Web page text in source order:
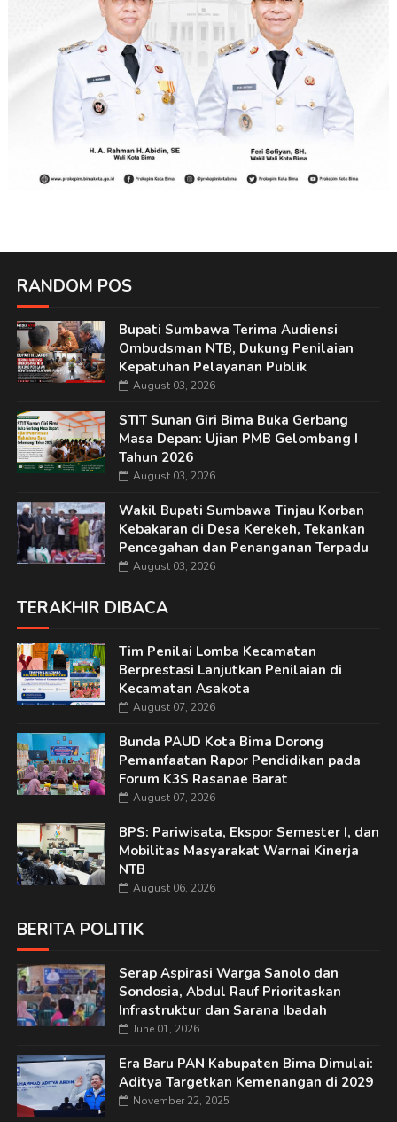
RANDOM POS
Bupati Sumbawa Terima Audiensi
Ombudsman NTB, Dukung Penilaian
Kepatuhan Pelayanan Publik
August 03, 2026
STIT Sunan Giri Bima Buka Gerbang
Masa Depan: Ujian PMB Gelombang I
Tahun 2026
August 03, 2026
Wakil Bupati Sumbawa Tinjau Korban
Kebakaran di Desa Kerekeh, Tekankan
Pencegahan dan Penanganan Terpadu
August 03, 2026
TERAKHIR DIBACA
Tim Penilai Lomba Kecamatan
Berprestasi Lanjutkan Penilaian di
Kecamatan Asakota
August 07, 2026
Bunda PAUD Kota Bima Dorong
Pemanfaatan Rapor Pendidikan pada
Forum K3S Rasanae Barat
August 07, 2026
BPS: Pariwisata, Ekspor Semester I, dan
Mobilitas Masyarakat Warnai Kinerja
NTB
August 06, 2026
BERITA POLITIK
Serap Aspirasi Warga Sanolo dan
Sondosia, Abdul Rauf Prioritaskan
Infrastruktur dan Sarana Ibadah
June 01, 2026
Era Baru PAN Kabupaten Bima Dimulai:
Aditya Targetkan Kemenangan di 2029
November 22, 2025